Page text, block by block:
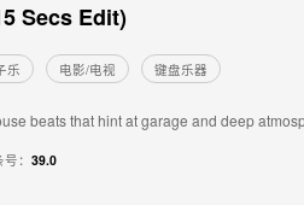
Secs Edit)
乐 电影/电视 键盘乐器
beats that hint at garage and deep
： 39.0